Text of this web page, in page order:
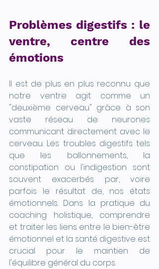
Problèmes digestifs : le
ventre, centre des
émotions
Il est de plus en plus reconnu que
notre ventre agit comme un
"deuxième cerveau" grâce à son
vaste réseau de neurones
communicant directement avec le
cerveau. Les troubles digestifs tels
que les ballonnements, la
constipation ou l'indigestion sont
souvent exacerbés par, voire
parfois le résultat de, nos états
émotionnels. Dans la pratique du
coaching holistique, comprendre
et traiter les liens entre le bien-être
émotionnel et la santé digestive est
crucial pour le maintien de
l'équilibre général du corps.